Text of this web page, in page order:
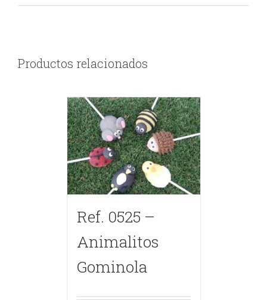
Productos relacionados
Ref. 0525 –
Animalitos
Gominola